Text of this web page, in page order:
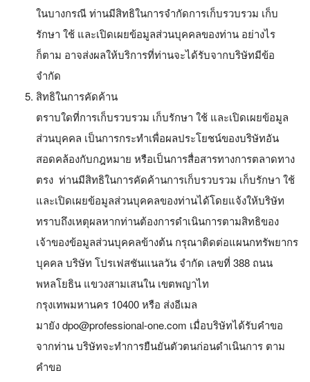
ในบางกรณี ท่านมีสิทธิในการจำกัดการเก็บรวบรวม เก็บ
รักษา ใช้ และเปิดเผยข้อมูลส่วนบุคคลของท่าน อย่างไร
ก็ตาม อาจส่งผลให้บริการที่ท่านจะได้รับจากบริษัทมีข้อ
จำกัด
สิทธิในการคัดค้าน
ตราบใดที่การเก็บรวบรวม เก็บรักษา ใช้ และเปิดเผยข้อมูล
ส่วนบุคคล เป็นการกระทำเพื่อผลประโยชน์ของบริษัทอัน
สอดคล้องกับกฎหมาย หรือเป็นการสื่อสารทางการตลาดทาง
ตรง ท่านมีสิทธิในการคัดค้านการเก็บรวบรวม เก็บรักษา ใช้
และเปิดเผยข้อมูลส่วนบุคคลของท่านได้โดยแจ้งให้บริษัท
ทราบถึงเหตุผลหากท่านต้องการดำเนินการตามสิทธิของ
เจ้าของข้อมูลส่วนบุคคลข้างต้น กรุณาติดต่อแผนกทรัพยากร
บุคคล บริษัท โปรเฟสชันแนลวัน จำกัด เลขที่ 388 ถนน
พหลโยธิน แขวงสามเสนใน เขตพญาไท
กรุงเทพมหานคร 10400 หรือ ส่งอีเมล
มายัง dpo@professional-one.com เมื่อบริษัทได้รับคำขอ
จากท่าน บริษัทจะทำการยืนยันตัวตนก่อนดำเนินการ ตาม
คำขอ